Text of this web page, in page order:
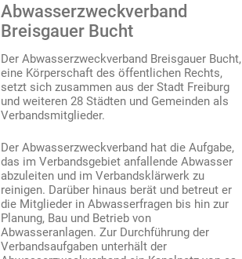
Abwasserzweckverband
Breisgauer Bucht
Der Abwasserzweckverband Breisgauer Bucht,
eine Körperschaft des öffentlichen Rechts,
setzt sich zusammen aus der Stadt Freiburg
und weiteren 28 Städten und Gemeinden als
Verbandsmitglieder.
Der Abwasserzweckverband hat die Aufgabe,
das im Verbandsgebiet anfallende Abwasser
abzuleiten und im Verbandsklärwerk zu
reinigen. Darüber hinaus berät und betreut er
die Mitglieder in Abwasserfragen bis hin zur
Planung, Bau und Betrieb von
Abwasseranlagen. Zur Durchführung der
Verbandsaufgaben unterhält der